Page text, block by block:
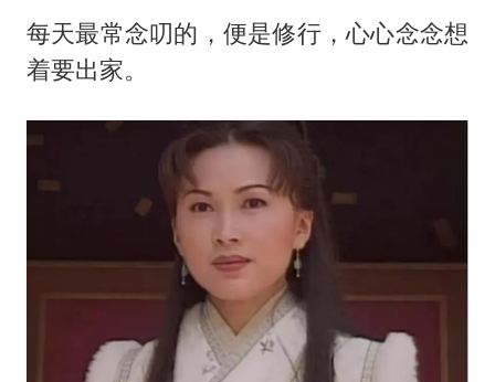
每天最常念叨的，便是修行，心心念念想
着要出家。